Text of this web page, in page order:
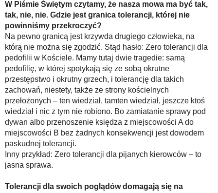
W Piśmie Świętym czytamy, że nasza mowa ma być tak,
tak, nie, nie. Gdzie jest granica tolerancji, której nie
powinniśmy przekroczyć?
Na pewno granicą jest krzywda drugiego człowieka, na
którą nie można się zgodzić. Stąd hasło: Zero tolerancji dla
pedofilii w Kościele. Mamy tutaj dwie tragedie: samą
pedofilię, w której spotykają się ze sobą okrutne
przestępstwo i okrutny grzech, i tolerancję dla takich
zachowań, niestety, także ze strony kościelnych
przełożonych – ten wiedział, tamten wiedział, jeszcze ktoś
wiedział i nic z tym nie robiono. Bo zamiatanie sprawy pod
dywan albo przenoszenie księdza z miejscowości A do
miejscowości B bez żadnych konsekwencji jest dowodem
paskudnej tolerancji.
Inny przykład: Zero tolerancji dla pijanych kierowców – to
jasna sprawa.
Tolerancji dla swoich poglądów domagają się na